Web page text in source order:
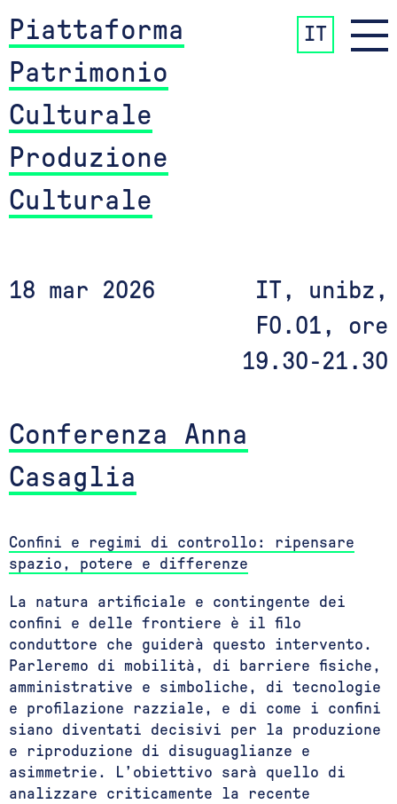
Piattaforma
Patrimonio
Culturale
Produzione
Culturale
IT
18 mar 2026
IT, unibz,
F0.01, ore
19.30-21.30
Conferenza Anna
Casaglia
Confini e regimi di controllo: ripensare
spazio, potere e differenze
La natura artificiale e contingente dei
confini e delle frontiere è il filo
conduttore che guiderà questo intervento.
Parleremo di mobilità, di barriere fisiche,
amministrative e simboliche, di tecnologie
e profilazione razziale, e di come i confini
siano diventati decisivi per la produzione
e riproduzione di disuguaglianze e
asimmetrie. L’obiettivo sarà quello di
analizzare criticamente la recente